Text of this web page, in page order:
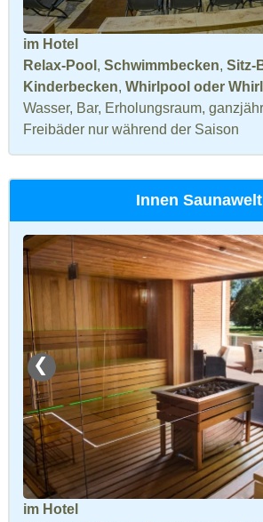
im Hotel
Relax-Pool , Schwimmbecken, Sitz-
Kinderbecken, Whirlpool oder
Wasser, Bar, Erholungsraum,
Freibäder nur während der Saison
Innen Saunawelt
❮
im Hotel